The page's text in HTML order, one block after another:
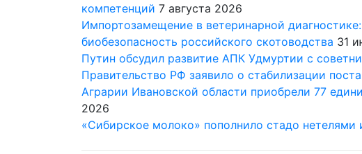
компетенций 7 августа 2026
Импортозамещение в ветеринарной
биобезопасность российского скотоводства 31
Путин обсудил развитие АПК Удмуртии с
Правительство РФ заявило о стабилизации
Аграрии Ивановской области приобрели 77
2026
«Сибирское молоко» пополнило стадо нетелями